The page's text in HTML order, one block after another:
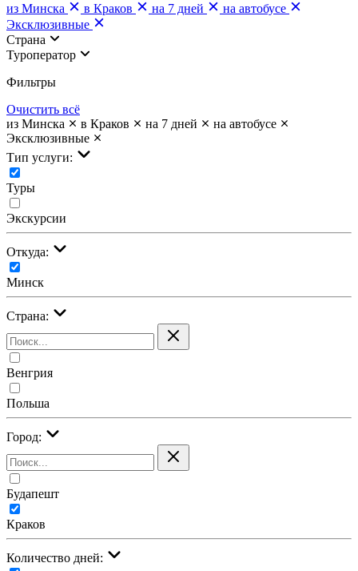
из Минска
в Краков на 7 дней
на автобусе
Эксклюзивные
Страна
Туроператор
Фильтры
Очистить всё
из Минска
в Краков на 7 дней
на автобусе
Эксклюзивные
Тип услуги:
Туры
Экскурсии
Откуда:
Минск
Страна:
Венгрия
Польша
Город:
Будапешт
Краков
Количество дней: